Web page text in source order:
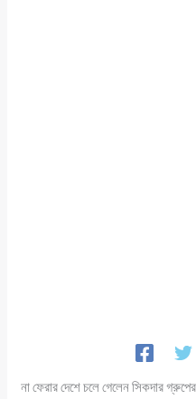
না ফেরার দেশে চলে গেলেন সিকদার